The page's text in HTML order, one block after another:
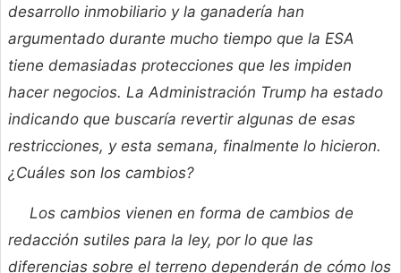
desarrollo inmobiliario y la ganadería han
argumentado durante mucho tiempo que la ESA
tiene demasiadas protecciones que les impiden
hacer negocios. La Administración Trump ha estado
indicando que buscaría revertir algunas de esas
restricciones, y esta semana, finalmente lo hicieron.
¿Cuáles son los cambios?
Los cambios vienen en forma de cambios de
redacción sutiles para la ley, por lo que las
diferencias sobre el terreno dependerán de cómo los